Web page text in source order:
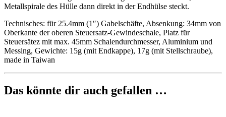
Metallspirale des Hülle dann direkt in der Endhülse steckt.
Technisches: für 25.4mm (1″) Gabelschäfte, Absenkung: 34mm von
Oberkante der oberen Steuersatz-Gewindeschale, Platz für
Steuersätez mit max. 45mm Schalendurchmesser, Aluminium und
Messing, Gewichte: 15g (mit Endkappe), 17g (mit Stellschraube),
made in Taiwan
Das könnte dir auch gefallen …